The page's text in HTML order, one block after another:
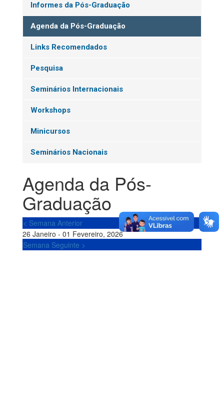
Informes da Pós-Graduação
Agenda da Pós-Graduação
Links Recomendados
Pesquisa
Seminários Internacionais
Workshops
Minicursos
Seminários Nacionais
Agenda da Pós-
Graduação
< Semana Anterior
26 Janeiro - 01 Fevereiro, 2026
Semana Seguinte >